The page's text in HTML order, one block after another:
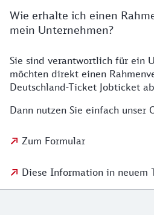
Wie erhalte ich einen
mein Unternehmen?
Sie sind verantwortlich für ein
möchten direkt einen
Deutschland-Ticket Jobticket
Dann nutzen Sie einfach unser
Zum Formular
Diese Information in neuem